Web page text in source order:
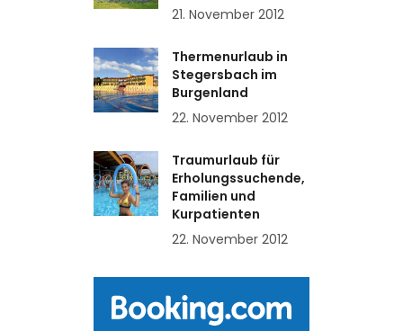
21. November 2012
Thermenurlaub in
Stegersbach im
Burgenland
22. November 2012
Traumurlaub für
Erholungssuchende,
Familien und
Kurpatienten
22. November 2012